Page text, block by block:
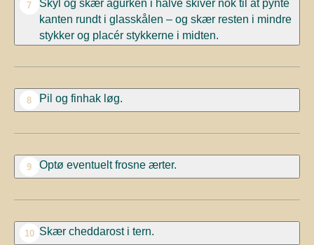
7
Skyl og skær agurken i halve skiver nok til at pynte
kanten rundt i glasskålen – og skær resten i mindre
stykker og placér stykkerne i midten.
8 Pil og finhak løg.
9 Optø eventuelt frosne ærter.
10 Skær cheddarost i tern.